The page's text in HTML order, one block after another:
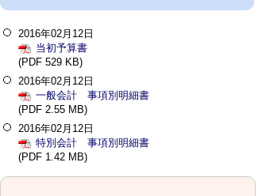
2016年02月12日
当初予算書
(PDF 529 KB)
2016年02月12日
一般会計 事項別明細書
(PDF 2.55 MB)
2016年02月12日
特別会計 事項別明細書
(PDF 1.42 MB)